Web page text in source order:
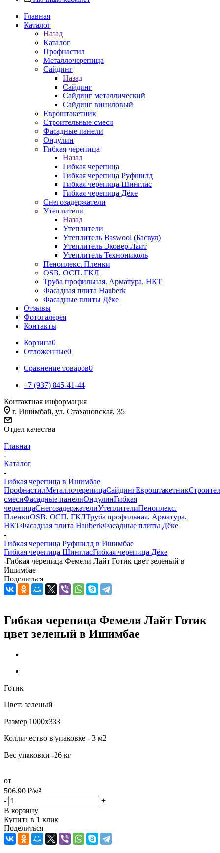
Главная
Каталог
Назад
Каталог
Профнастил
Металлочерепица
Сайдинг
Назад
Сайдинг
Сайдинг металлический
Сайдинг виниловый
Евроштакетник
Строительные смеси
Фасадные панели
Ондулин
Гибкая черепица
Назад
Гибкая черепица
Гибкая черепица Руфшилд
Гибкая черепица Шинглас
Гибкая черепица Дёке
Снегозадержатели
Утеплители
Назад
Утеплители
Утеплитель Baswool (Басвул)
Утеплитель Эковер Лайт
Утеплитель Технониколь
Пеноплекс. Пленки
OSB. ОСП. ГКЛ
Труба профильная. Арматура. НКТ
Фасадная плита Hauberk
Фасадные плиты Дёке
Отзывы
Фотогалерея
Контакты
Корзина0
Отложенные0
Сравнение товаров0
+7 (937) 845-41-44
Контактная информация
г. Ишимбай, ул. Стахановская, 35
Отдел качества
Главная
-
Каталог
-
Гибкая черепица в Ишимбае
ПрофнастилМеталлочерепицаСайдингЕвроштакетник
смесиФасадные панелиОндулинГибкая
черепицаСнегозадержателиУтеплителиПеноплекс.
ПленкиOSB. ОСП. ГКЛТруба профильная. Арматура.
НКТФасадная плита HauberkФасадные плиты Дёке
-
Гибкая черепица Руфшилд в Ишимбае
Гибкая черепица ШингласГибкая черепица Дёке
-Гибкая черепица Фемели Лайт Готик цвет зеленый в
Ишимбае
Поделиться
Гибкая черепица Фемели Лайт Готик
цвет зеленый в Ишимбае
Готик
Цвет: зеленый
Размер 1000х333
Колличество в упаковке - 3 м2
Вес упаковки -26 кг
от
506.90 ₽/м²
-
+
В корзину
Купить в 1 клик
Поделиться